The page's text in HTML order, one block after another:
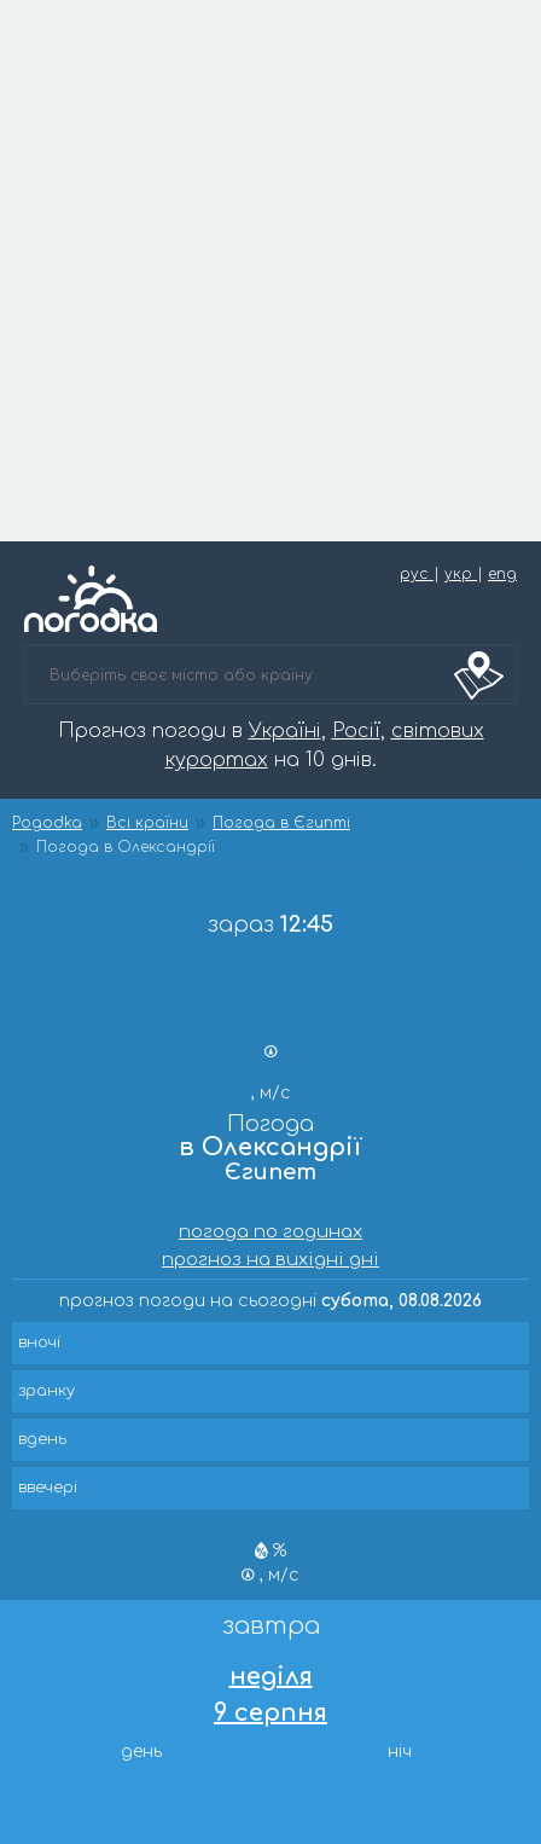
рус укр eng
Прогноз погоди в Україні, Росії, світових
курортах на 10 днів.
Pogodka Всі країни
Погода в Єгипті
Погода в Олександрії
зараз 12:45
, м/с
Погода
в Олександрії
Єгипет
погода по годинах
прогноз на вихідні дні
прогноз погоди на сьогодні субота, 08.08.2026
вночі
зранку
вдень
ввечері
%
, м/с
завтра
неділя
9 серпня
день ніч